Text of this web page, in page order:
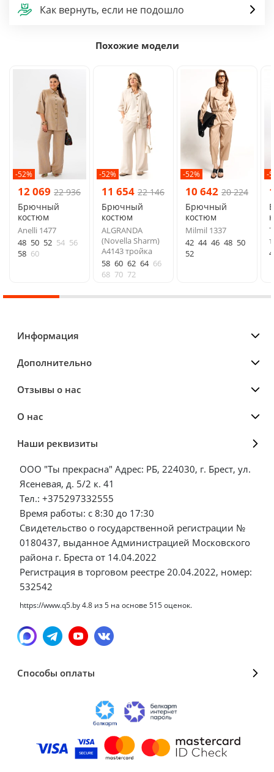
Как вернуть, если не подошло
Похожие модели
-52%
12 069 22 936
Брючный
костюм
Anelli 1477
48 50 52 54 56
58 60
-52%
11 654 22 146
Брючный
костюм
ALGRANDA
(Novella Sharm)
A4143 тройка
58 60 62 64 66
68 70 72
-52%
10 642 20 224
Брючный
костюм
Milmil 1337
42 44 46 48 50
52
-
Информация
Дополнительно
Отзывы о нас
О нас
Наши реквизиты
ООО "Ты прекрасна" Адрес: РБ, 224030, г. Брест, ул.
Ясеневая, д. 5/2 к. 41
Тел.: +375297332555
Время работы: с 8:30 до 17:30
Свидетельство о государственной регистрации №
0180437, выданное Администрацией Московского
района г. Бреста от 14.04.2022
Регистрация в торговом реестре 20.04.2022, номер:
532542
https://www.q5.by4.8 из5 на основе 515оценок.
Способы оплаты